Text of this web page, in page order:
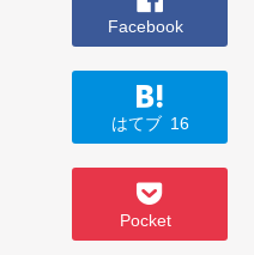
Facebook
はてブ 16
Pocket